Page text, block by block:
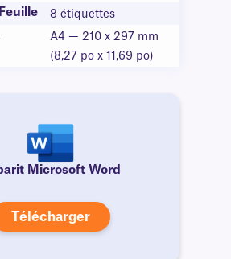
8 étiquettes
A4 — 210 x 297 mm
(8,27 po x 11,69 po)
Microsoft Word
Télécharger